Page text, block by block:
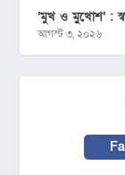
‘মুখ ও মু্খোশ’ :
আগস্ট ৩, ২০২৬